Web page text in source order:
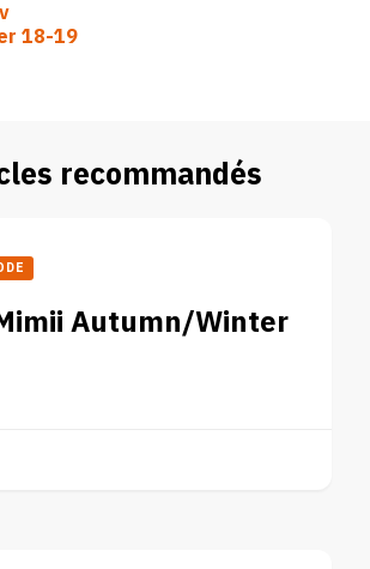
18-19
recommandés
Autumn/Winter